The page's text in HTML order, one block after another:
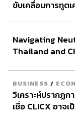
บ้านที่ไทยมีควา
ช่วยเหลือ
ทั้งนี้ นายกรัฐมนต
เสพติดให้ได้ เนื่อ
สถานการณ์ในพื้น
เศรษฐกิจ จึงต้องด
TAGS: กมลศักดิ์ ลีว
สภาความมั่
ขับเคลื่อนการทูต
Navigating
Thailand and
BUSINESS /
วิเคราะห์ปรากฏ
เชื่อ CLICX อาจ